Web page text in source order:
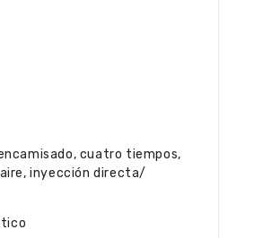
cuatro tiempos,
inyección directa/